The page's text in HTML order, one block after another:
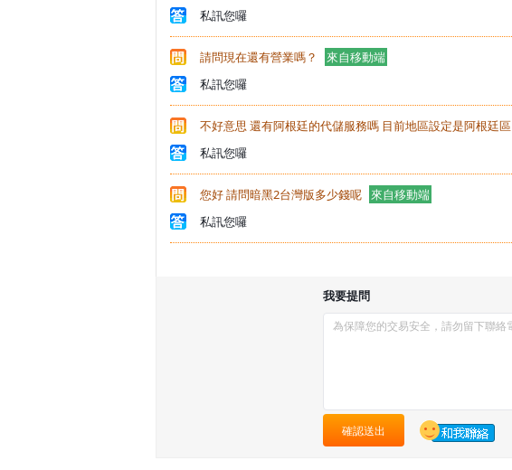
私訊您囉
請問現在還有營業嗎？ 來自移動端
私訊您囉
不好意思 還有阿根廷的代儲服務嗎 目前地區設定是阿根廷區
私訊您囉
您好 請問暗黑2台灣版多少錢呢 來自移動端
私訊您囉
我要提問
確認送出